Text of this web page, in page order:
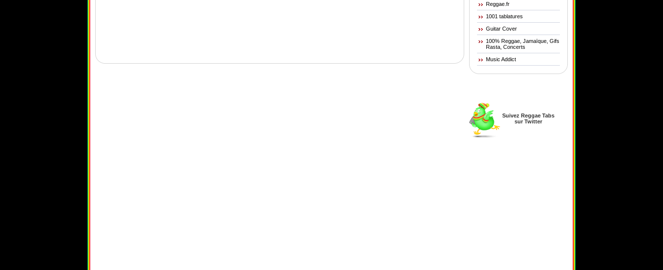
Reggae.fr
1001 tablatures
Guitar Cover
100% Reggae, Jamaïque, Gifs
Rasta, Concerts
Music Addict
Suivez Reggae Tabs
sur Twitter